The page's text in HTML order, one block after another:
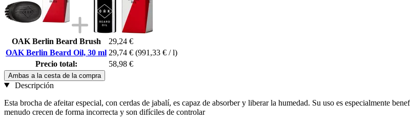
OAK Berlin Beard Brush
29,24 €
OAK Berlin Beard Oil, 30 ml 29,74 € (991,33 € / l)
Precio total:
58,98 €
Ambas a la cesta de la compra
Descripción
Esta brocha de afeitar especial, con cerdas de jabalí, es capaz de absorber y liberar la humedad. Su uso es especialmente
menudo crecen de forma incorrecta y son difíciles de controlar